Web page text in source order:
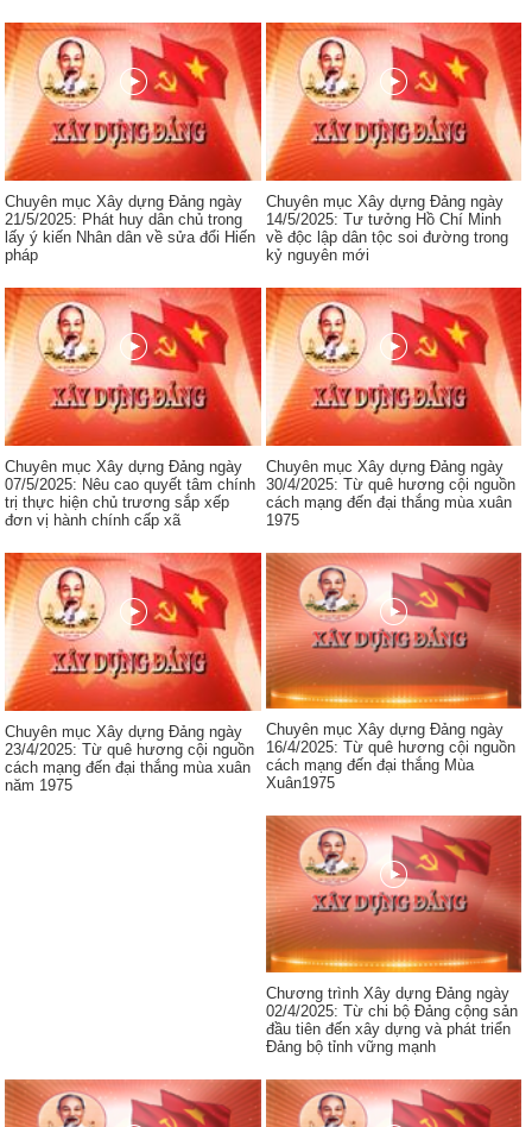
Chuyên mục Xây dựng Đảng ngày
21/5/2025: Phát huy dân chủ trong
lấy ý kiến Nhân dân về sửa đổi Hiến
pháp
Chuyên mục Xây dựng Đảng ngày
14/5/2025: Tư tưởng Hồ Chí Minh
về độc lập dân tộc soi đường trong
kỷ nguyên mới
Chuyên mục Xây dựng Đảng ngày
07/5/2025: Nêu cao quyết tâm chính
trị thực hiện chủ trương sắp xếp
đơn vị hành chính cấp xã
Chuyên mục Xây dựng Đảng ngày
30/4/2025: Từ quê hương cội nguồn
cách mạng đến đại thắng mùa xuân
1975
Chuyên mục Xây dựng Đảng ngày
23/4/2025: Từ quê hương cội nguồn
cách mạng đến đại thắng mùa xuân
năm 1975
Chuyên mục Xây dựng Đảng ngày
16/4/2025: Từ quê hương cội nguồn
cách mạng đến đại thắng Mùa
Xuân1975
Chương trình Xây dựng Đảng ngày
02/4/2025: Từ chi bộ Đảng cộng sản
đầu tiên đến xây dựng và phát triển
Đảng bộ tỉnh vững mạnh